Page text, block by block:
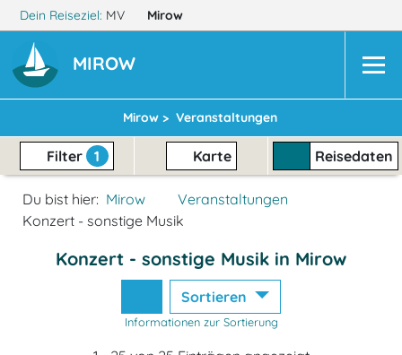
Dein Reiseziel: MV Mirow
MIROW
Mirow > Veranstaltungen
Filter 1 Karte Reisedaten
Du bist hier: Mirow
Veranstaltungen
Konzert - sonstige Musik
Konzert - sonstige Musik in Mirow
Sortieren
Informationen zur Sortierung